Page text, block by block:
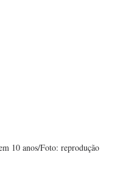
10 anos/Foto: reprodução